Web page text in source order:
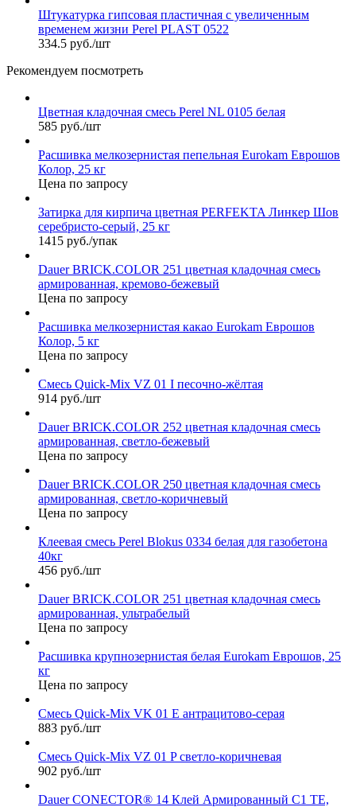
Штукатурка гипсовая пластичная с увеличенным
временем жизни Perel PLAST 0522
334.5 руб./шт
Рекомендуем посмотреть
Цветная кладочная смесь Perel NL 0105 белая
585 руб./шт
Расшивка мелкозернистая пепельная Eurokam Еврошов
Колор, 25 кг
Цена по запросу
Затирка для кирпича цветная PERFEKTA Линкер Шов
серебристо-серый, 25 кг
1415 руб./упак
Dauer BRICK.COLOR 251 цветная кладочная смесь
армированная, кремово-бежевый
Цена по запросу
Расшивка мелкозернистая какао Eurokam Еврошов
Колор, 5 кг
Цена по запросу
Смесь Quick-Mix VZ 01 I песочно-жёлтая
914 руб./шт
Dauer BRICK.COLOR 252 цветная кладочная смесь
армированная, светло-бежевый
Цена по запросу
Dauer BRICK.COLOR 250 цветная кладочная смесь
армированная, светло-коричневый
Цена по запросу
Клеевая смесь Perel Blokus 0334 белая для газобетона
40кг
456 руб./шт
Dauer BRICK.COLOR 251 цветная кладочная смесь
армированная, ультрабелый
Цена по запросу
Расшивка крупнозернистая белая Eurokam Еврошов, 25
кг
Цена по запросу
Смесь Quick-Mix VK 01 E антрацитово-серая
883 руб./шт
Смесь Quick-Mix VZ 01 P светло-коричневая
902 руб./шт
Dauer CONECTOR® 14 Клей Армированный С1 TЕ,